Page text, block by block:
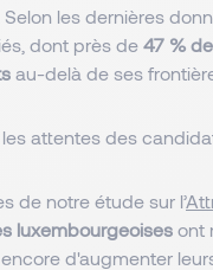
les dernières
dont près de 47 %
au-delà de ses
les attentes des
de notre étude sur l’
luxembourgeoises ont
d'augmenter